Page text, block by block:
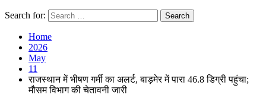
Search for:
Home
2026
May
11
राजस्थान में भीषण गर्मी का अलर्ट, बाड़मेर में पारा 46.8 डिग्री पहुंचा;
मौसम विभाग की चेतावनी जारी